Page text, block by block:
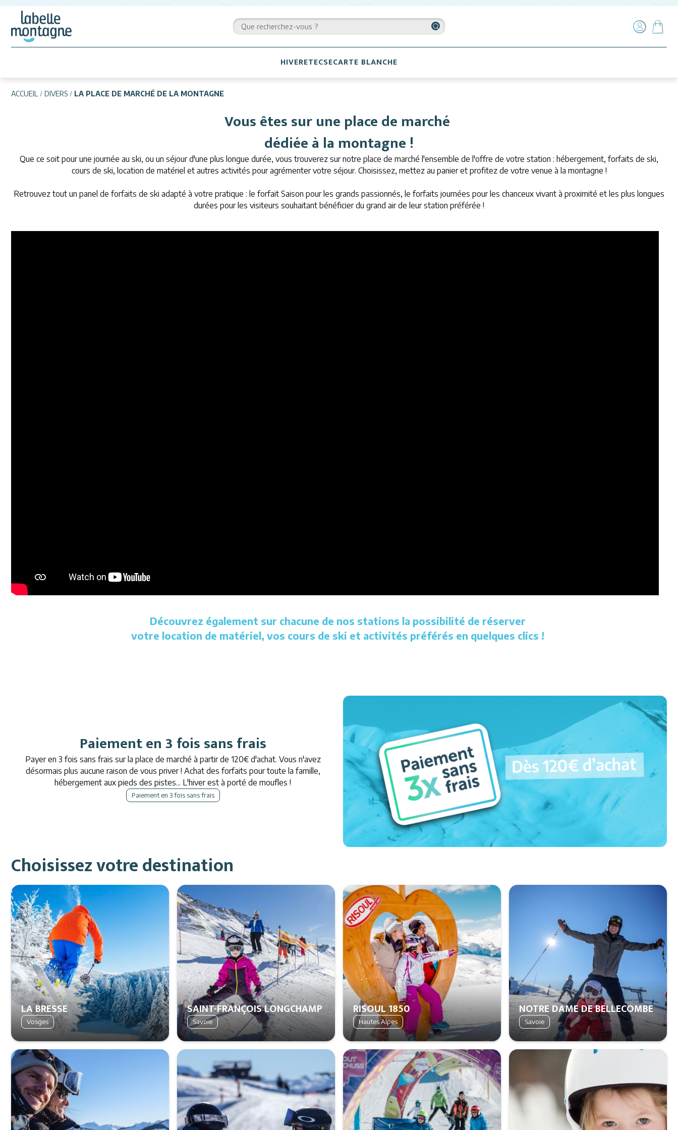
HIVERETECSECARTE BLANCHE
ACCUEIL DIVERS LA PLACE DE MARCHÉ DE LA MONTAGNE
Vous êtes sur une place de marché
dédiée à la montagne !
Que ce soit pour une journée au ski, ou un séjour d'une plus longue durée, vous trouverez sur notre place de marché l'ensemble de l'offre de votre station : hébergement, forfaits de ski,
cours de ski, location de matériel et autres activités pour agrémenter votre séjour. Choisissez, mettez au panier et profitez de votre venue à la montagne !
Retrouvez tout un panel de forfaits de ski adapté à votre pratique : le forfait Saison pour les grands passionnés, le forfaits journées pour les chanceux vivant à proximité et les plus longues
durées pour les visiteurs souhaitant bénéficier du grand air de leur station préférée !
Découvrez également sur chacune de nos stations la possibilité de réserver
votre location de matériel, vos cours de ski et activités préférés en quelques clics !
Paiement en 3 fois sans frais
Payer en 3 fois sans frais sur la place de marché à partir de 120€ d'achat. Vous n'avez
désormais plus aucune raison de vous priver ! Achat des forfaits pour toute la famille,
hébergement aux pieds des pistes... L'hiver est à porté de moufles !
Paiement en 3 fois sans frais
Choisissez votre destination
LA BRESSE
Vosges
SAINT-FRANÇOIS LONGCHAMP
Savoie
RISOUL 1850
Hautes Alpes
NOTRE DAME DE BELLECOMBE
Savoie